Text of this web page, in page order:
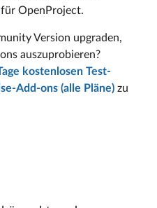
für OpenProject.
Version upgraden,
auszuprobieren?
kostenlosen Test-
Add-ons (alle Pläne) zu